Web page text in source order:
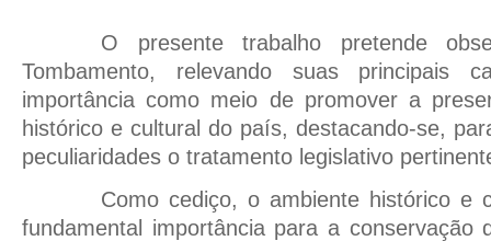
O presente trabalho pretende
Tombamento, relevando suas principais
importância como meio de promover a
histórico e cultural do país, destacando-se,
peculiaridades o tratamento legislativo
Como cediço, o ambiente histórico e
fundamental importância para a conservação